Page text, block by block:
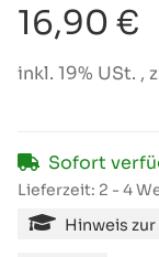
16,90 €
inkl. 19% USt. ,
Sofort
Lieferzeit: 2 - 4
Hinweis